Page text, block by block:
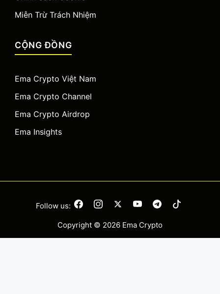
Miễn Trừ Trách Nhiệm
CỘNG ĐỒNG
Ema Crypto Việt Nam
Ema Crypto Channel
Ema Crypto Airdrop
Ema Insights
Follow us:
Copyright © 2026 Ema Crypto